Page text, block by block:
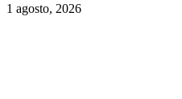
1 agosto, 2026